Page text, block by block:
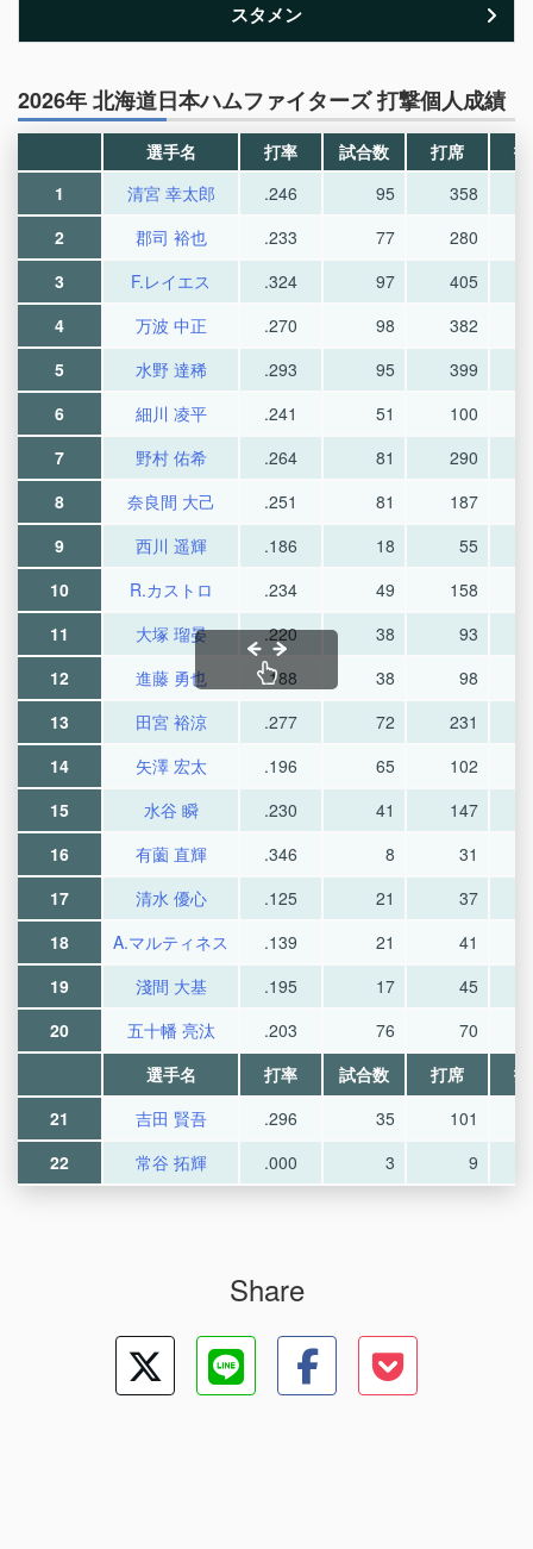
スタメン
2026年 北海道日本ハムファイターズ 打撃個人成績
選手名 打率 試合数 打席
1
清宮 幸太郎 .246 95
358
2
郡司 裕也 .233 77
280
3
F.レイエス .324 97
405
4
万波 中正 .270 98
382
5
水野 達稀 .293 95
399
6
細川 凌平 .241 51
100
7
野村 佑希 .264 81
290
8
奈良間 大己 .251 81
187
9
西川 遥輝 .186 18
55
10
R.カストロ .234 49
158
11
大塚 瑠晏 .220 38
93
12
進藤 勇也 .188 38
98
13
田宮 裕涼 .277 72
231
14
矢澤 宏太 .196 65
102
15
水谷 瞬 .230 41
147
16
有薗 直輝 .346 8
31
17
清水 優心 .125 21
37
18
A.マルティネス .139 21
41
19
淺間 大基 .195 17
45
20
五十幡 亮汰 .203 76
70
選手名
打率 試合数 打席
21
吉田 賢吾 .296 35
101
22
常谷 拓輝 .000 3 9
Share